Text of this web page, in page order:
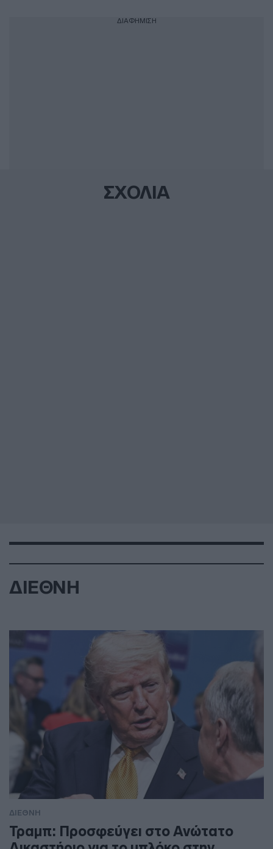
ΔΙΑΦΗΜΙΣΗ
ΣΧΟΛΙΑ
ΔΙΕΘΝΗ
ΔΙΕΘΝΗ
Τραμπ: Προσφεύγει στο Ανώτατο